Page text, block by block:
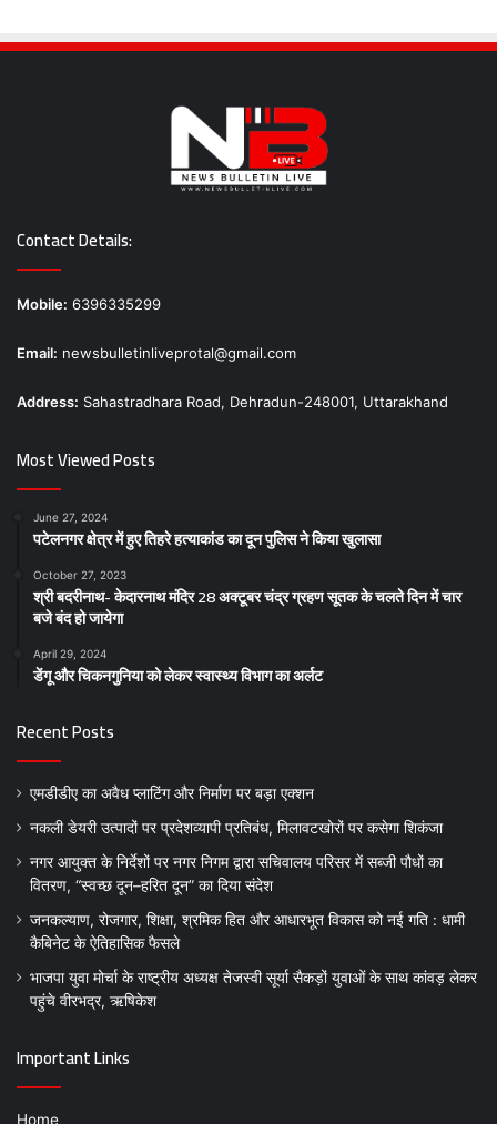
Contact Details:
Mobile: 6396335299
Email: newsbulletinliveprotal@gmail.com
Address: Sahastradhara Road, Dehradun-248001, Uttarakhand
Most Viewed Posts
June 27, 2024
पटेलनगर क्षेत्र में हुए तिहरे हत्याकांड का दून पुलिस ने किया खुलासा
October 27, 2023
श्री बदरीनाथ- केदारनाथ मंदिर 28 अक्टूबर चंद्र ग्रहण सूतक के चलते दिन में चार
बजे बंद हो जायेगा
April 29, 2024
डेंगू और चिकनगुनिया को लेकर स्वास्थ्य विभाग का अर्लट
Recent Posts
एमडीडीए का अवैध प्लाटिंग और निर्माण पर बड़ा एक्शन
नकली डेयरी उत्पादों पर प्रदेशव्यापी प्रतिबंध, मिलावटखोरों पर कसेगा शिकंजा
नगर आयुक्त के निर्देशों पर नगर निगम द्वारा सचिवालय परिसर में सब्जी पौधों का
वितरण, “स्वच्छ दून–हरित दून” का दिया संदेश
जनकल्याण, रोजगार, शिक्षा, श्रमिक हित और आधारभूत विकास को नई गति : धामी
कैबिनेट के ऐतिहासिक फैसले
भाजपा युवा मोर्चा के राष्ट्रीय अध्यक्ष तेजस्वी सूर्या सैकड़ों युवाओं के साथ कांवड़ लेकर
पहुंचे वीरभद्र, ऋषिकेश
Important Links
Home